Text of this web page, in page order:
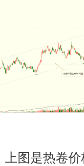
图是热卷价